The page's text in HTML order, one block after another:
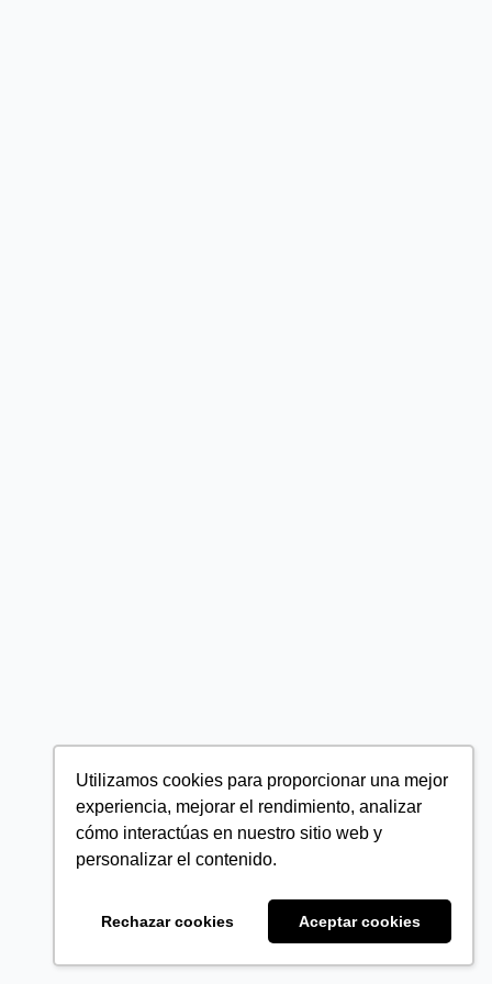
Utilizamos cookies para proporcionar una mejor
experiencia, mejorar el rendimiento, analizar
cómo interactúas en nuestro sitio web y
personalizar el contenido.
Rechazar cookies Aceptar cookies